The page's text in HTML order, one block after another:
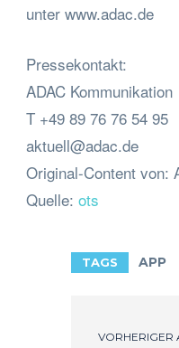
unter www.adac.de
Pressekontakt:
ADAC Kommunikation
T +49 89 76 76 54 95
aktuell@adac.de
Original-Content von:
Quelle: ots
TAGS APP
VORHERIGER